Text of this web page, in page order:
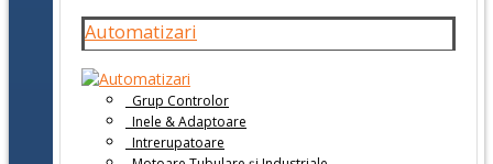
Automatizari
Grup Controlor
Inele & Adaptoare
Intrerupatoare